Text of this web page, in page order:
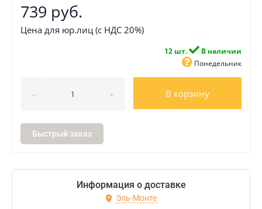
739 руб.
Цена для юр.лиц (с НДС 20%)
12 шт.
В наличии
Понедельник
В корзину
Быстрый заказ
Информация о доставке
Эль-Монте